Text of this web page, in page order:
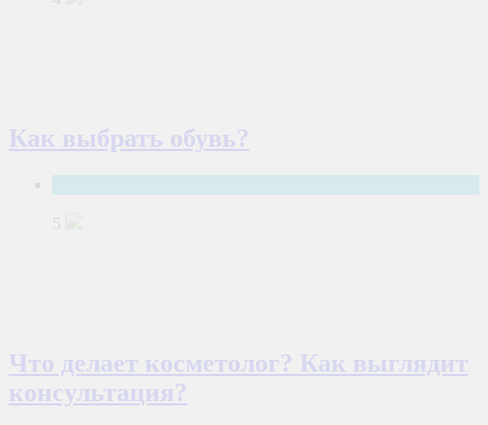
Как выбрать обувь?
5
Что делает косметолог? Как выглядит
консультация?